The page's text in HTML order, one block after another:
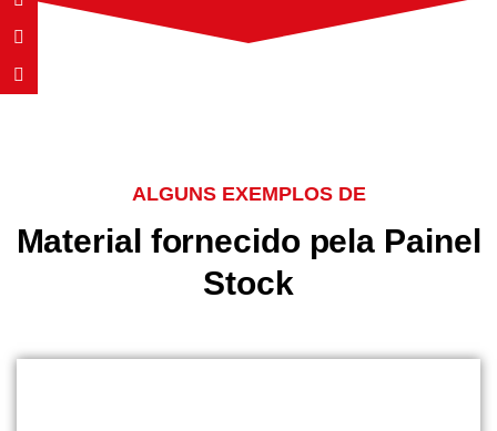
ALGUNS EXEMPLOS DE
Material fornecido pela Painel
Stock